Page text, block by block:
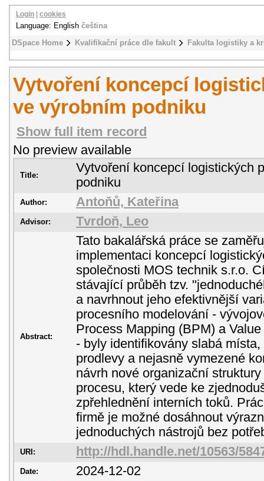
DSpace Home Kvalifikační práce dle fakult Fakulta logistiky a
Login cookies
Language: English čeština
Vytvoření koncepcí
ve výrobním podniku
Show full item record
No preview available
Title:
Vytvoření koncepcí logistických
podniku
Author: Antoňů, Kateřina
Advisor: Tvrdoň, Leo
Abstract:
Tato bakalářská práce se
implementaci koncepcí
společnosti MOS technik s.r.o.
stávající průběh tzv.
a navrhnout jeho efektivnější
procesního modelování -
Process Mapping (BPM) a
- byly identifikovány slabá
prodlevy a nejasně vymezené
návrh nové organizační
procesu, který vede ke
zpřehlednění interních toků.
firmě je možné dosáhnout
jednoduchých nástrojů bez
URI: http://hdl.handle.net/10563/
Date: 2024-12-02